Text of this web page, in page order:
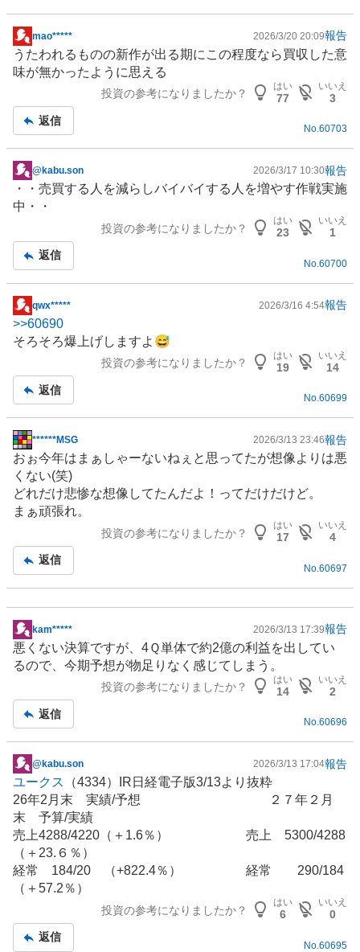
掲
示
板
mao***** 2026/3/20 20:09報告
うたわれるものの新作が出る期にこの程度なら買収した意
味が無かったように思える
投資の参考になりましたか？
はい
77
いいえ
3
返信
No.60703
掲
板
@kabu.son 2026/3/17 10:30報告
・・売買する人を減らしバイバイする人を増やす作戦実施
中・・
投資の参考になりましたか？
はい
23
いいえ
1
返信
No. 60700
掲
示
板
qwx***** 2026/3/16 4:54報告
>>60690
そろそろ爆上げしますよ😅
投資の参考になりましたか？
はい
19
いいえ
14
返信
No.60699
掲
示
板
記
事
******MSG 2026/3/13 23:46報告
おぉ今年はまぁしゃーないねぇと思ってたが想像よりは悪
くない(笑)
どれだけ悲惨な想像してたんだよ！ってだけだけど。
まぁ頑張れ。
投資の参考になりましたか？
はい
17
いいえ
4
返信
No. 60697
掲
示
板
kam***** 2026/3/13 17:39報告
悪くない決算ですが、4Ｑ単体で約2億の利益を出してい
るので、今期予想が物足りなく感じてしまう。
投資の参考になりましたか？
はい
14
いいえ
2
返信
No.60696
掲
示
板
記
事
@kabu.son 2026/3/13 17:04報告
ユークス
（4334）IR日経電子版3/13より抜粋
26年2月末 実績/予想 ２７年２月
末 予算/実績
売上4288/4220（＋1.6％） 売上 5300/4288
（＋23.６％）
経常 184/20 （+822.4％） 経常 290/184
（＋57.2％）
投資の参考になりましたか？
はい
6
いいえ
0
返信
No. 60695